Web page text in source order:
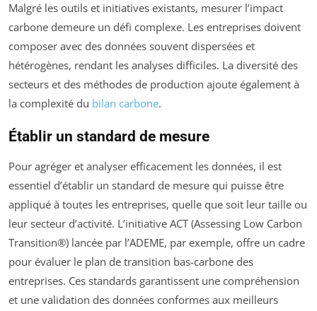
Malgré les outils et initiatives existants, mesurer l’impact
carbone demeure un défi complexe. Les entreprises doivent
composer avec des données souvent dispersées et
hétérogènes, rendant les analyses difficiles. La diversité des
secteurs et des méthodes de production ajoute également à
la complexité du bilan carbone.
Établir un standard de mesure
Pour agréger et analyser efficacement les données, il est
essentiel d’établir un standard de mesure qui puisse être
appliqué à toutes les entreprises, quelle que soit leur taille ou
leur secteur d’activité. L’initiative ACT (Assessing Low Carbon
Transition®) lancée par l’ADEME, par exemple, offre un cadre
pour évaluer le plan de transition bas-carbone des
entreprises. Ces standards garantissent une compréhension
et une validation des données conformes aux meilleurs